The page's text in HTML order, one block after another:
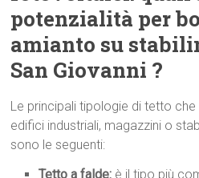
potenzialità per
amianto su
San Giovanni ?
Le principali tipologie di tetto
edifici industriali, magazzini o
sono le seguenti:
Tetto a falde: è il tipo più